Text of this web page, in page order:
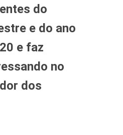
do
e do ano
e faz
no
dos